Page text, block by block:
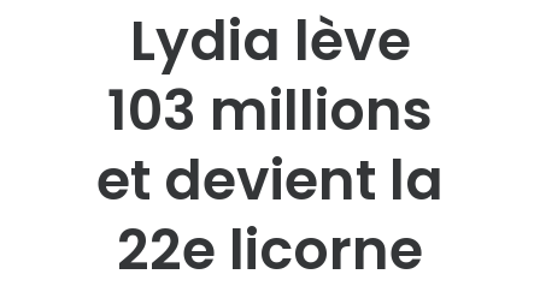
Lydia lève
103 millions
et devient la
22e licorne